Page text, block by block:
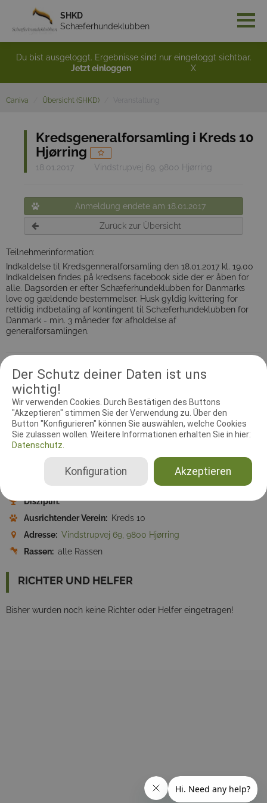
Der Schutz deiner Daten ist uns
wichtig!
Wir verwenden Cookies. Durch Bestätigen des Buttons
"Akzeptieren" stimmen Sie der Verwendung zu. Über den
Button "Konfigurieren" können Sie auswählen, welche Cookies
Sie zulassen wollen. Weitere Informationen erhalten Sie in hier:
Datenschutz.
Akzeptieren
Konfiguration
SHKD
Schæferhundeklubben
Du bist ausgeloggt. Ergebnisse sind nur eingeloggt sichtbar.
Jetzt einloggen
X
Caniva Übersicht (SHKD)
Kredsgeneralforsamling i Kreds 10
Hjørring
18.01.2017 Vindstrupvej 69, 9800 Hjørring
Anmeldung endete am 18.01.2017
Zurück zur Übersicht
Teilnehmerinformation:
Indkaldelse til Kredsgenneralforsamling den 18.01.2017 kl. 19.00
Indkaldelsen findes på kredsens facebook side der er åben for
alle. Dagsorden er efter Schæferhundeklubben for Danmarks
love og gældende bestemmelser. Husk gyldig kvittering for
rettidig indbetaling af kontingent til Schæferhundeklubben for
Danmark - min. 3 måneder før afholdelse af
generalforsamlingen.
Information
Treffpunkte
Zeitzone:
Meldebeginn:18.01.2017 19:00:00
Meldeschluss:18.01.2017 19:00:00
Disziplin:
Ausrichtender Verein: Kreds 10
Adresse: Vindstrupvej 69, 9800 Hjørring
Rassen: alle Rassen
RICHTER UND HELFER
Bisher wurden noch keine Richter oder Helfer eingetragen!